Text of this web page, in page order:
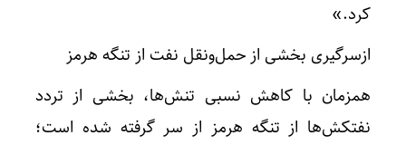
کرد.»
ازسرگیری بخشی از حمل‌ونقل نفت از تنگه هرمز
همزمان با کاهش نسبی تنش‌ها، بخشی از تردد
نفتکش‌ها از تنگه هرمز از سر گرفته شده است؛